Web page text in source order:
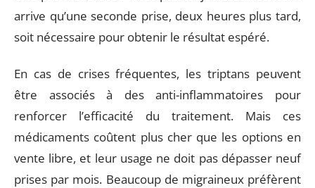
arrive qu’une seconde prise, deux heures plus tard,
soit nécessaire pour obtenir le résultat espéré.
En cas de crises fréquentes, les triptans peuvent
être associés à des anti-inflammatoires pour
renforcer l’efficacité du traitement. Mais ces
médicaments coûtent plus cher que les options en
vente libre, et leur usage ne doit pas dépasser neuf
prises par mois. Beaucoup de migraineux préfèrent